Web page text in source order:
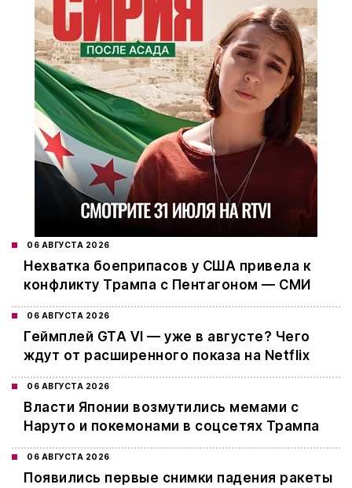
06 АВГУСТА 2026
Нехватка боеприпасов у США привела к
конфликту Трампа с Пентагоном — СМИ
06 АВГУСТА 2026
Геймплей GTA VI — уже в августе? Чего
ждут от расширенного показа на Netflix
06 АВГУСТА 2026
Власти Японии возмутились мемами с
Наруто и покемонами в соцсетях Трампа
06 АВГУСТА 2026
Появились первые снимки падения ракеты